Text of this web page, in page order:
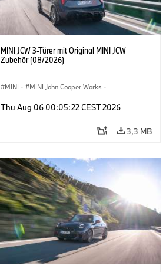
MINI JCW 3-Türer mit Original MINI JCW
Zubehör (08/2026)
MINI · MINI John Cooper Works ·
Sonderausstattungen, Zubehör
Thu Aug 06 00:05:22 CEST 2026
3,3 MB